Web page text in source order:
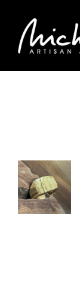
contenu
SELECT
OPTIONS